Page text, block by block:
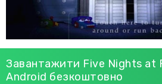
Завантажити Five Nights at
Android безкоштовно